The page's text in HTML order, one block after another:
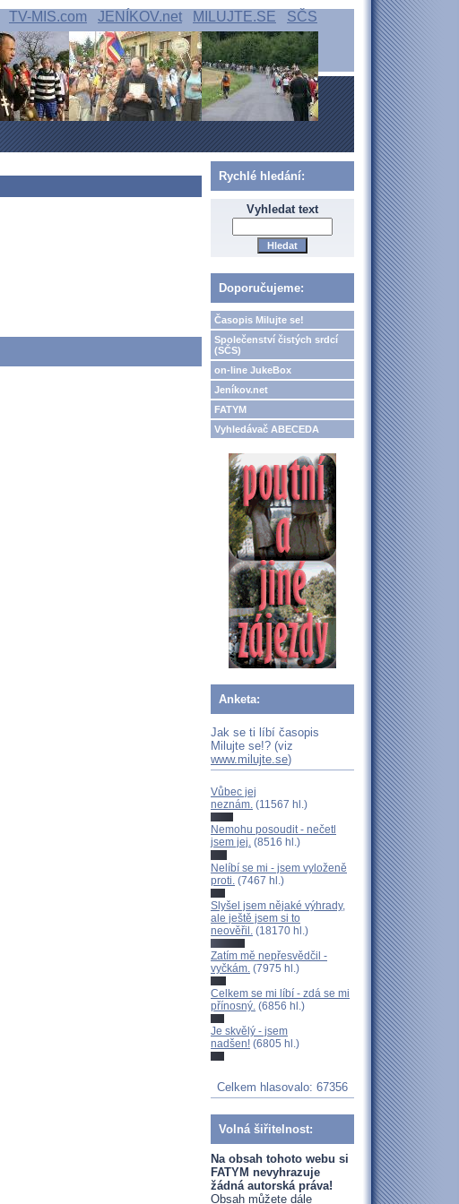
TV-MIS.com JENÍKOV.net MILUJTE.SE SČS
Rychlé hledání:
Vyhledat text
Doporučujeme:
Časopis Milujte se!
Společenství čistých srdcí
(SČS)
on-line JukeBox
Jeníkov.net
FATYM
Vyhledávač ABECEDA
Anketa:
Jak se ti líbí časopis
Milujte se!? (viz
www.milujte.se)
Vůbec jej
neznám. (11567 hl.)
Nemohu posoudit - nečetl
jsem jej. (8516 hl.)
Nelíbí se mi - jsem vyloženě
proti. (7467 hl.)
Slyšel jsem nějaké výhrady,
ale ještě jsem si to
neověřil. (18170 hl.)
Zatím mě nepřesvědčil -
vyčkám. (7975 hl.)
Celkem se mi líbí - zdá se mi
přínosný. (6856 hl.)
Je skvělý - jsem
nadšen! (6805 hl.)
Celkem hlasovalo: 67356
Volná šiřitelnost:
Na obsah tohoto webu si
FATYM nevyhrazuje
žádná autorská práva!
Obsah můžete dále